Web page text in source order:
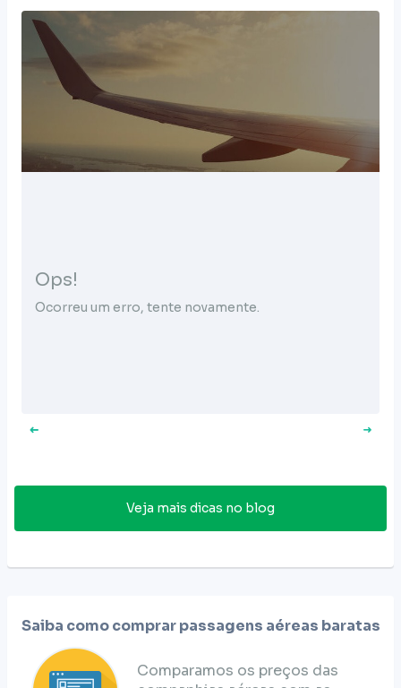
Ops!
Ocorreu um erro, tente novamente.
Veja mais dicas no blog
Saiba como comprar passagens aéreas baratas
Comparamos os preços das